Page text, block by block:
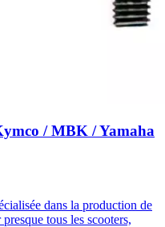
/ MBK / Yamaha
dans la production de
tous les scooters,